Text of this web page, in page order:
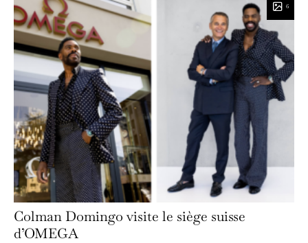
6
Colman Domingo visite le siège suisse
d’OMEGA